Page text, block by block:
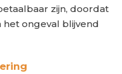
zijn, doordat
ongeval blijvend